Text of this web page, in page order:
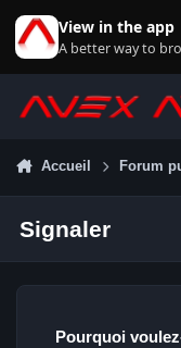
View in the app
A better way to
Accueil Forum
Signaler
Pourquoi